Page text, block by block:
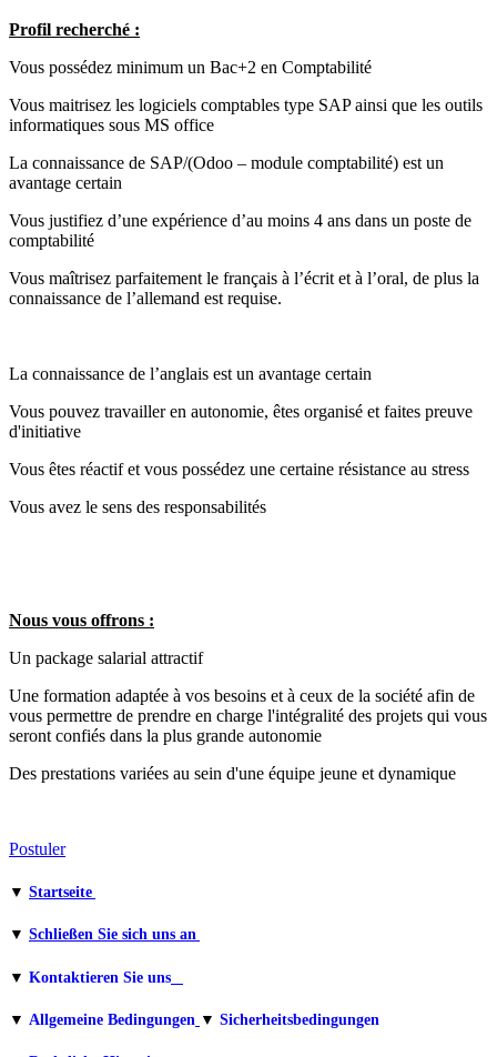
Profil recherché :
Vous possédez minimum un Bac+2 en Comptabilité
Vous maitrisez les logiciels comptables type SAP ainsi que les outils
informatiques sous MS office
La connaissance de SAP/(Odoo – module comptabilité) est un
avantage certain
Vous justifiez d’une expérience d’au moins 4 ans dans un poste de
comptabilité
Vous maîtrisez parfaitement le français à l’écrit et à l’oral, de plus la
connaissance de l’allemand est requise.
La connaissance de l’anglais est un avantage certain
Vous pouvez travailler en autonomie, êtes organisé et faites preuve
d'initiative
Vous êtes réactif et vous possédez une certaine résistance au stress
Vous avez le sens des responsabilités
Nous vous offrons :
Un package salarial attractif
Une formation adaptée à vos besoins et à ceux de la société afin de
vous permettre de prendre en charge l'intégralité des projets qui vous
seront confiés dans la plus grande autonomie
Des prestations variées au sein d'une équipe jeune et dynamique
Postuler
▼ Startseite
▼ Schließen Sie sich uns an
▼ Kontaktieren Sie uns
▼ Allgemeine Bedingungen ▼ Sicherheitsbedingungen